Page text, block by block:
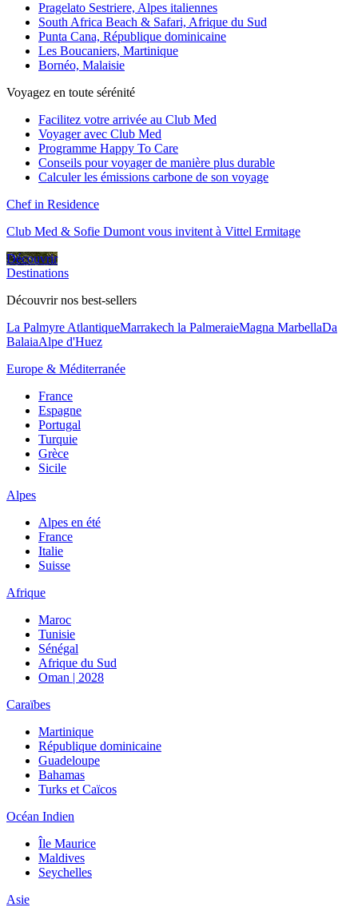
Pragelato Sestriere, Alpes italiennes
South Africa Beach & Safari, Afrique du Sud
Punta Cana, République dominicaine
Les Boucaniers, Martinique
Bornéo, Malaisie
Voyagez en toute sérénité
Facilitez votre arrivée au Club Med
Voyager avec Club Med
Programme Happy To Care
Conseils pour voyager de manière plus durable
Calculer les émissions carbone de son voyage
Chef in Residence
Club Med & Sofie Dumont vous invitent à Vittel Ermitage
Découvrir
Destinations
Découvrir nos best-sellers
La Palmyre AtlantiqueMarrakech la PalmeraieMagna MarbellaDa
BalaiaAlpe d'Huez
Europe & Méditerranée
France
Espagne
Portugal
Turquie
Grèce
Sicile
Alpes
Alpes en été
France
Italie
Suisse
Afrique
Maroc
Tunisie
Sénégal
Afrique du Sud
Oman | 2028
Caraïbes
Martinique
République dominicaine
Guadeloupe
Bahamas
Turks et Caïcos
Océan Indien
Île Maurice
Maldives
Seychelles
Asie